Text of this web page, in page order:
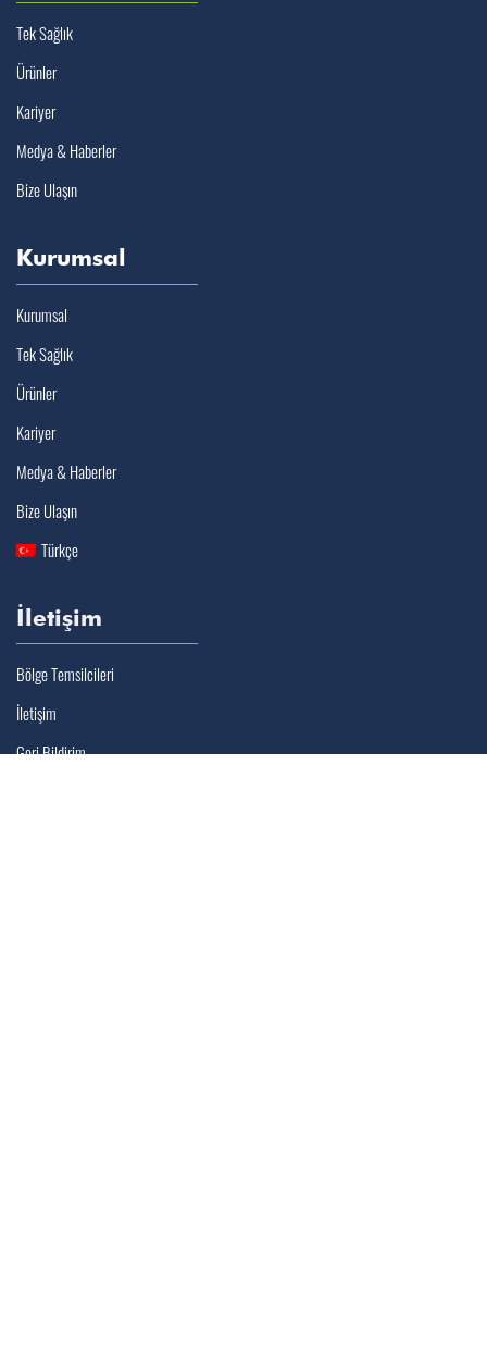
Tek Sağlık
Ürünler
Kariyer
Medya & Haberler
Bize Ulaşın
Kurumsal
Kurumsal
Tek Sağlık
Ürünler
Kariyer
Medya & Haberler
Bize Ulaşın
Türkçe
İletişim
Bölge Temsilcileri
İletişim
Geri Bildirim